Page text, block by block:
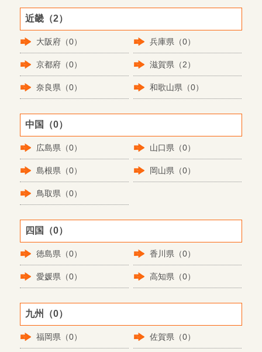
近畿（2）
大阪府（0） 兵庫県（0）
京都府（0） 滋賀県（2）
奈良県（0） 和歌山県（0）
中国（0）
広島県（0） 山口県（0）
島根県（0） 岡山県（0）
鳥取県（0）
四国（0）
徳島県（0） 香川県（0）
愛媛県（0） 高知県（0）
九州（0）
福岡県（0） 佐賀県（0）